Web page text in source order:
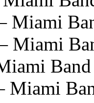
Miami
Band